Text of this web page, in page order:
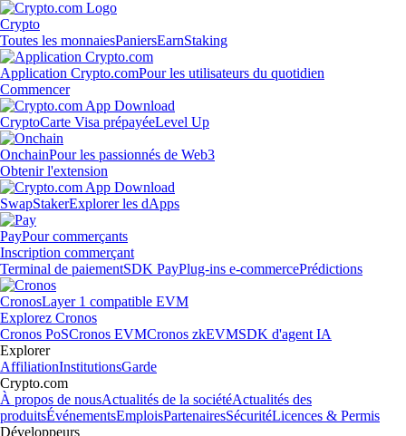
Crypto
Toutes les monnaiesPaniersEarnStaking
Application Crypto.comPour les utilisateurs du quotidien
Commencer
CryptoCarte Visa prépayéeLevel Up
OnchainPour les passionnés de Web3
Obtenir l'extension
SwapStakerExplorer les dApps
PayPour commerçants
Inscription commerçant
Terminal de paiementSDK PayPlug-ins e-commercePrédictions
CronosLayer 1 compatible EVM
Explorez Cronos
Cronos PoSCronos EVMCronos zkEVMSDK d'agent IA
Explorer
AffiliationInstitutionsGarde
Crypto.com
À propos de nousActualités de la sociétéActualités des
produitsÉvénementsEmploisPartenairesSécuritéLicences & Permis
Développeurs